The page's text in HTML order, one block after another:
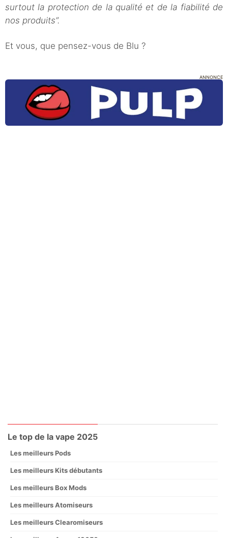
surtout la protection de la qualité et de la fiabilité de
nos produits”.
Et vous, que pensez-vous de Blu ?
ANNONCE
Le top de la vape 2025
Les meilleurs Pods
Les meilleurs Kits débutants
Les meilleurs Box Mods
Les meilleurs Atomiseurs
Les meilleurs Clearomiseurs